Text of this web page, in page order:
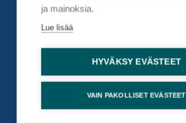
Jarva, Anne
Suomen Kuntaliitto ry;Finlands
Kommunförbund rf
kehittämispäällikkö
ja mainoksia.
Lue lisää
HYVÄKSY EVÄSTEET
VAIN PAKOLLISET EVÄSTEET